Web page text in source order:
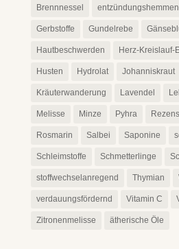
Brennnessel
Gerbstoffe Gundelrebe
Hautbeschwerden Herz-Kreislauf-
Husten Hydrolat Johanniskraut
Kräuterwanderung Lavendel
Melisse Minze Pyhra
Rosmarin Salbei Saponine
Schleimstoffe Schmetterlinge
stoffwechselanregend Thymian
verdauungsfördernd Vitamin C
Zitronenmelisse ätherische Öle